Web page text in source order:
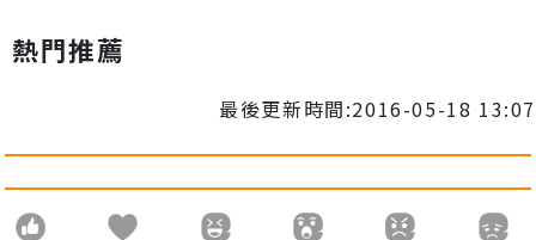
熱門推薦
最後更新時間:2016-05-18 13:07